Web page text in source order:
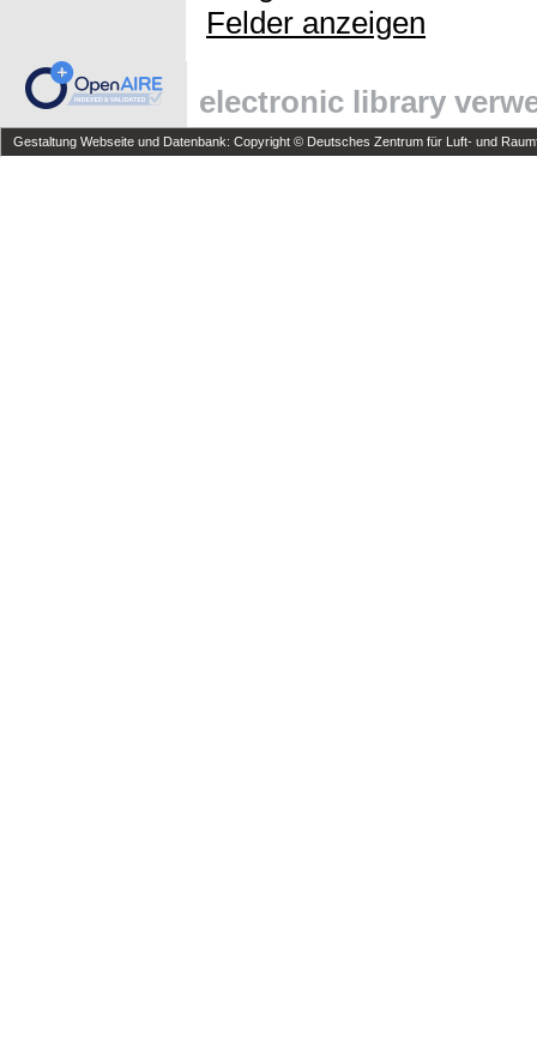
Felder anzeigen
electronic library
Gestaltung Webseite und Datenbank: Copyright © Deutsches Zentrum für Luft- und